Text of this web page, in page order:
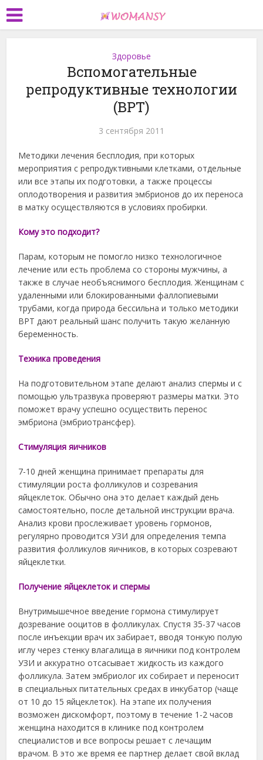
Здоровье
Вспомогательные
репродуктивные технологии
(ВРТ)
3 сентября 2011
Методики лечения бесплодия, при которых
мероприятия с репродуктивными клетками, отдельные
или все этапы их подготовки, а также процессы
оплодотворения и развития эмбрионов до их переноса
в матку осуществляются в условиях пробирки.
Кому это подходит?
Парам, которым не помогло низко технологичное
лечение или есть проблема со стороны мужчины, а
также в случае необъяснимого бесплодия. Женщинам с
удаленными или блокированными фаллопиевыми
трубами, когда природа бессильна и только методики
ВРТ дают реальный шанс получить такую желанную
беременность.
Техника проведения
На подготовительном этапе делают анализ спермы и с
помощью ультразвука проверяют размеры матки. Это
поможет врачу успешно осуществить перенос
эмбриона (эмбриотрансфер).
Стимуляция яичников
7-10 дней женщина принимает препараты для
стимуляции роста фолликулов и созревания
яйцеклеток. Обычно она это делает каждый день
самостоятельно, после детальной инструкции врача.
Анализ крови прослеживает уровень гормонов,
регулярно проводится УЗИ для определения темпа
развития фолликулов яичников, в которых созревают
яйцеклетки.
Получение яйцеклеток и спермы
Внутримышечное введение гормона стимулирует
дозревание ооцитов в фолликулах. Спустя 35-37 часов
после инъекции врач их забирает, вводя тонкую полую
иглу через стенку влагалища в яичники под контролем
УЗИ и аккуратно отсасывает жидкость из каждого
фолликула. Затем эмбриолог их собирает и переносит
в специальных питательных средах в инкубатор (чаще
от 10 до 15 яйцеклеток). На этапе их получения
возможен дискомфорт, поэтому в течение 1-2 часов
женщина находится в клинике под контролем
специалистов и все вопросы решает с лечащим
врачом. В это же время ее партнер делает свой вклад